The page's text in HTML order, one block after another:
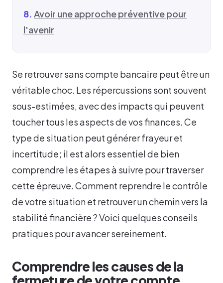
Avoir une approche préventive pour
l'avenir
Se retrouver sans compte bancaire peut être un
véritable choc. Les répercussions sont souvent
sous-estimées, avec des impacts qui peuvent
toucher tous les aspects de vos finances. Ce
type de situation peut générer frayeur et
incertitude; il est alors essentiel de bien
comprendre les étapes à suivre pour traverser
cette épreuve. Comment reprendre le contrôle
de votre situation et retrouver un chemin vers la
stabilité financière ? Voici quelques conseils
pratiques pour avancer sereinement.
Comprendre les causes de la